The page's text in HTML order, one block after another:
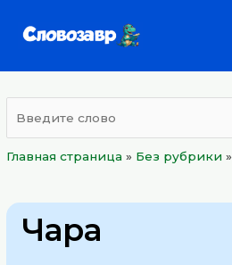
Главная страница » Без рубрики
Чара